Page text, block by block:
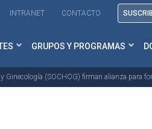
INTRANET CONTACTO
GRUPOS Y PROGRAMAS
Ginecología (SOCHOG) firman alianza para